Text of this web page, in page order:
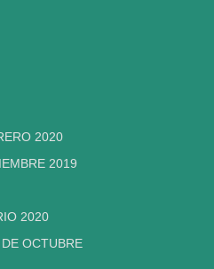
2020
2019
2020
OCTUBRE